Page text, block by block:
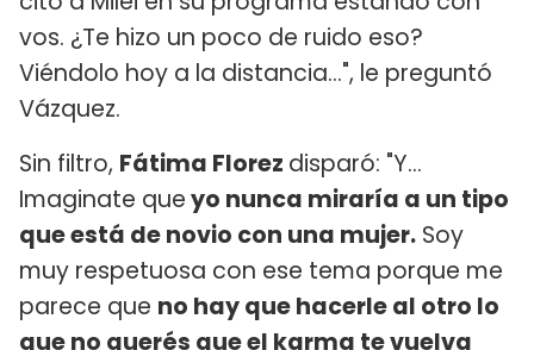
vos. ¿Te hizo un poco de ruido eso?
Viéndolo hoy a la distancia...", le preguntó
Vázquez.
Sin filtro, Fátima Florez disparó: "Y...
Imaginate queyo nunca miraría a un tipo
que está de novio con una mujer. Soy
muy respetuosa con ese tema porque me
parece que no hay que hacerle al otro lo
que no querés que el karma te vuelva